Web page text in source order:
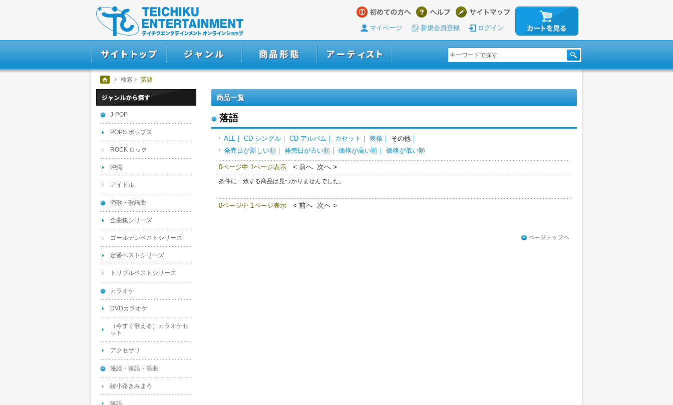
マイページ 新規会員登録 ログイン
検索 落語
商品一覧
落語
ALL ｜ CD シングル ｜ CD アルバム ｜ カセット ｜ 映像 ｜ その他 ｜
発売日が新しい順 ｜ 発売日が古い順 ｜ 価格が高い順 ｜ 価格が低い順
0ページ中 1ページ表示 < 前へ 次へ >
条件に一致する商品は見つかりませんでした。
0ページ中 1ページ表示 < 前へ 次へ >
J-POP
POPS ポップス
ROCK ロック
沖縄
アイドル
演歌・歌謡曲
全曲集シリーズ
ゴールデンベストシリーズ
定番ベストシリーズ
トリプルベストシリーズ
カラオケ
DVDカラオケ
（今すぐ歌える）カラオケセ
ット
アクセサリ
漫談・落語・浪曲
綾小路きみまろ
落語